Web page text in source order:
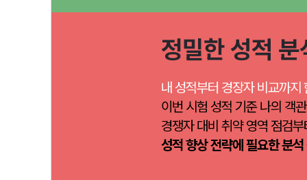
정밀한 성적
내 성적부터 경장자 비교까지
이번 시험 성적 기준 나의 객
경쟁자 대비 취약 영역 점검
성적 향상 전략에 필요한 분석